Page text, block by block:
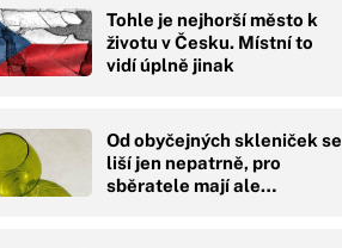
Tohle je nejhorší město k
životu v Česku. Místní to
vidí úplně jinak
Od obyčejných skleniček se
liší jen nepatrně, pro
sběratele mají ale…